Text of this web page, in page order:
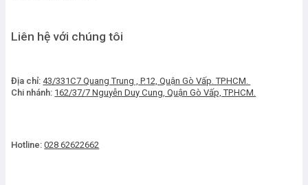
Overload Protection Bypass at 150% overload
Liên hệ với chúng tôi
Địa chỉ: 43/331C7 Quang Trung , P.12, Quận Gò Vấp. TP.HCM.
Chi nhánh: 162/37/7 Nguyễn Duy Cung, Quận Gò Vấp, TP.HCM.
Hotline: 028 62622662